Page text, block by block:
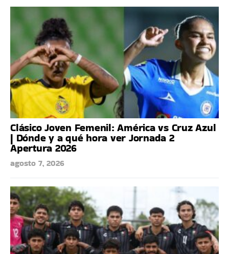
Clásico Joven Femenil: América vs Cruz Azul
| Dónde y a qué hora ver Jornada 2
Apertura 2026
agosto 7, 2026